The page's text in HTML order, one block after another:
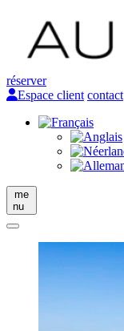
réserver
Espace client contact
me
nu